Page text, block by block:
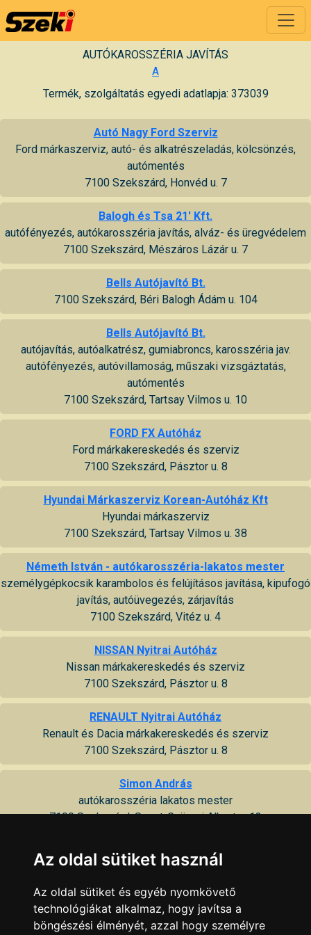
AUTÓKAROSSZÉRIA JAVÍTÁS
A
Termék, szolgáltatás egyedi adatlapja: 373039
Autó Nagy Ford Szerviz
Ford márkaszerviz, autó- és alkatrészeladás, kölcsönzés,
autómentés
7100 Szekszárd, Honvéd u. 7
Balogh és Tsa 21' Kft.
autófényezés, autókarosszéria javítás, alváz- és üregvédelem
7100 Szekszárd, Mészáros Lázár u. 7
Bells Autójavító Bt.
7100 Szekszárd, Béri Balogh Ádám u. 104
Bells Autójavító Bt.
autójavítás, autóalkatrész, gumiabroncs, karosszéria jav.
autófényezés, autóvillamoság, műszaki vizsgáztatás,
autómentés
7100 Szekszárd, Tartsay Vilmos u. 10
FORD FX Autóház
Ford márkakereskedés és szerviz
7100 Szekszárd, Pásztor u. 8
Hyundai Márkaszerviz Korean-Autóház Kft
Hyundai márkaszerviz
7100 Szekszárd, Tartsay Vilmos u. 38
Németh István - autókarosszéria-lakatos mester
személygépkocsik karambolos és felújításos javítása, kipufogó
javítás, autóüvegezés, zárjavítás
7100 Szekszárd, Vitéz u. 4
NISSAN Nyitrai Autóház
Nissan márkakereskedés és szerviz
7100 Szekszárd, Pásztor u. 8
RENAULT Nyitrai Autóház
Renault és Dacia márkakereskedés és szerviz
7100 Szekszárd, Pásztor u. 8
Simon András
autókarosszéria lakatos mester
7100 Szekszárd, Szent-Györgyi Albert u. 13
SPRINTER AUTÓKAROSSZÉRIA JAVÍTÁS
autójavítás
7100 Szekszárd, Pollack Mihály u. 78
Szabó Árpád
Az oldal sütiket használ
Az oldal sütiket és egyéb nyomkövető
technológiákat alkalmaz, hogy javítsa a
böngészési élményét, azzal hogy személyre